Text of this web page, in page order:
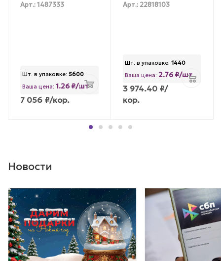
Арт.: 1487333
Шт. в упаковке: 5600
Ваша цена: 1.26 ₽/шт
7 056 ₽/кор.
Арт.: 22818103
Шт. в упаковке: 1440
Ваша цена: 2.76 ₽/шт
3 974.40 ₽/
кор.
Новости